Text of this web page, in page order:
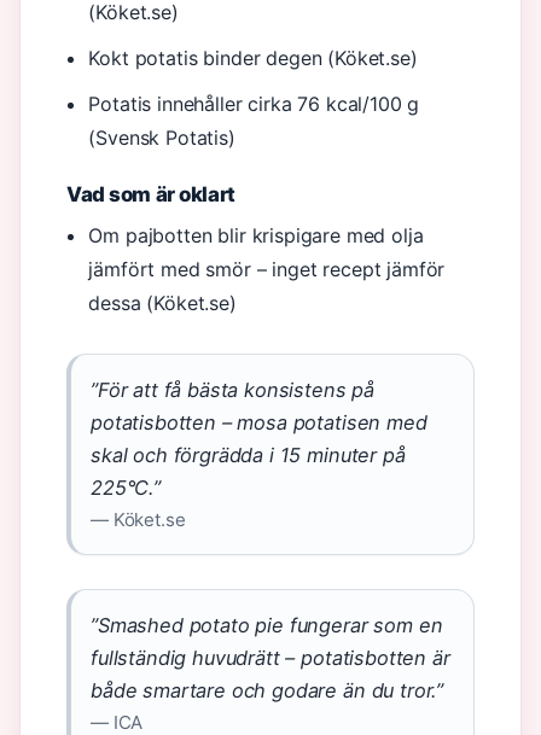
(Köket.se)
Kokt potatis binder degen (Köket.se)
Potatis innehåller cirka 76 kcal/100 g
(Svensk Potatis)
Vad som är oklart
Om pajbotten blir krispigare med olja
jämfört med smör – inget recept jämför
dessa (Köket.se)
”För att få bästa konsistens på
potatisbotten – mosa potatisen med
skal och förgrädda i 15 minuter på
225°C.”
— Köket.se
”Smashed potato pie fungerar som en
fullständig huvudrätt – potatisbotten är
både smartare och godare än du tror.”
— ICA